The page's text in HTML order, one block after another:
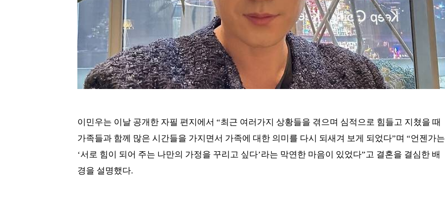
이민우는 이날 공개한 자필 편지에서 “최근 여러가지 상황들을 겪으며 심적으로 힘들고 지쳤을 때
가족들과 함께 많은 시간들을 가지면서 가족에 대한 의미를 다시 되새겨 보게 되었다”며 “언젠가는
‘서로 힘이 되어 주는 나만의 가정을 꾸리고 싶다’라는 막연한 마음이 있었다”고 결혼을 결심한 배
경을 설명했다.